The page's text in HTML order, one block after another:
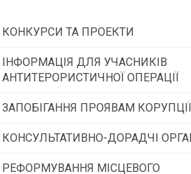
КОНКУРСИ ТА ПРОЕКТИ
Конкурс проектів та програм
самоврядування
суспільства
ІНФОРМАЦІЯ ДЛЯ УЧАСНИКІВ
АНТИТЕРОРИСТИЧНОЇ ОПЕРАЦІЇ
ЗАПОБІГАННЯ ПРОЯВАМ КОРУПЦІЇ
КОНСУЛЬТАТИВНО-ДОРАДЧІ
РЕФОРМУВАННЯ МІСЦЕВОГО